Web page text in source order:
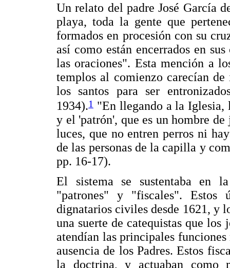
Un relato del padre José García
playa, toda la gente que
formados en procesión con su
así como están encerrados en
las oraciones". Esta mención a
templos al comienzo carecían
los santos para ser
1934).1 "En llegando a la Iglesia,
y el 'patrón', que es un hombre
luces, que no entren perros ni
de las personas de la capilla y
pp. 16-17).
El sistema se sustentaba en
"patrones" y "fiscales". Estos
dignatarios civiles desde 1621, y
una suerte de catequistas que
atendían las principales
ausencia de los Padres. Estos
la doctrina, y actuaban como